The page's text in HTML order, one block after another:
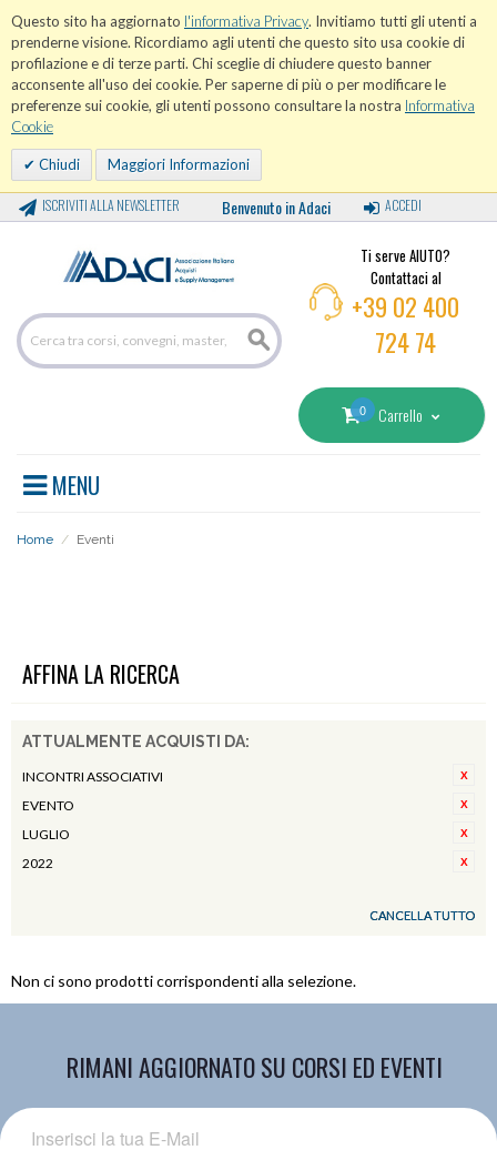
Questo sito ha aggiornato l'informativa Privacy. Invitiamo tutti gli utenti a
prenderne visione. Ricordiamo agli utenti che questo sito usa cookie di
profilazione e di terze parti. Chi sceglie di chiudere questo banner
acconsente all'uso dei cookie. Per saperne di più o per modificare le
preferenze sui cookie, gli utenti possono consultare la nostra Informativa
Cookie
Chiudi Maggiori Informazioni
ISCRIVITI ALLA NEWSLETTER Benvenuto in Adaci ACCEDI
Ti serve AIUTO?
Contattaci al
+39 02 400
724 74
0 Carrello
MENU
Home / Eventi
AFFINA LA RICERCA
ATTUALMENTE ACQUISTI DA:
INCONTRI ASSOCIATIVI
EVENTO
LUGLIO
2022
CANCELLA TUTTO
Non ci sono prodotti corrispondenti alla selezione.
RIMANI AGGIORNATO SU CORSI ED EVENTI